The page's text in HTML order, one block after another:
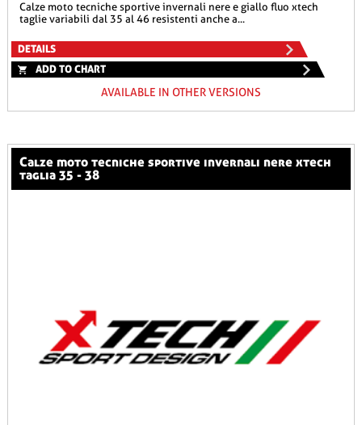
calze moto tecniche sportive invernali nere e giallo fluo xtech
taglie variabili dal 35 al 46 resistenti anche a...
DETAILS
ADD TO CHART
AVAILABLE IN OTHER VERSIONS
calze moto tecniche sportive invernali nere xtech
taglia 35 - 38